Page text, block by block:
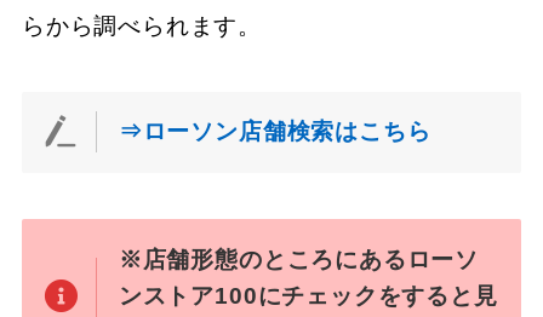
らから調べられます。
⇒ローソン店舗検索はこちら
※店舗形態のところにあるローソ
ンストア100にチェックをすると見